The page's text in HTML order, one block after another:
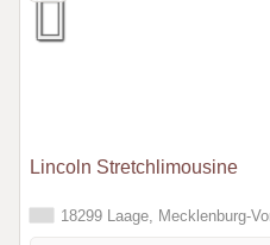
Lincoln Stretchlimousine
18299 Laage, Mecklenburg-